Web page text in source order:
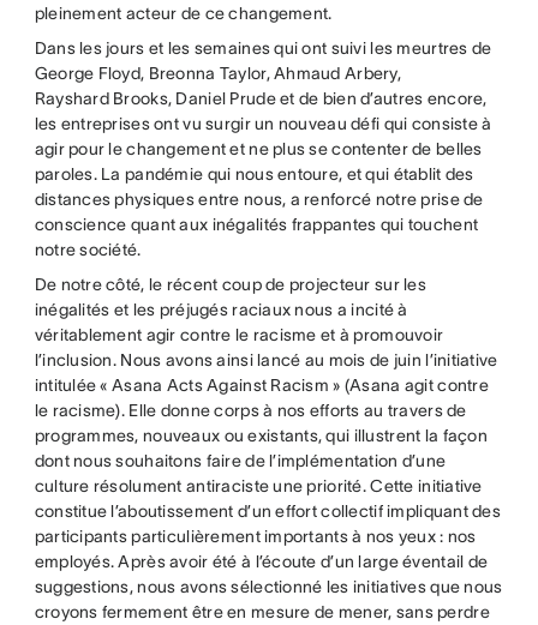
pleinement acteur de ce changement.
Dans les jours et les semaines qui ont suivi les meurtres de
George Floyd, Breonna Taylor, Ahmaud Arbery,
Rayshard Brooks, Daniel Prude et de bien d’autres encore,
les entreprises ont vu surgir un nouveau défi qui consiste à
agir pour le changement et ne plus se contenter de belles
paroles. La pandémie qui nous entoure, et qui établit des
distances physiques entre nous, a renforcé notre prise de
conscience quant aux inégalités frappantes qui touchent
notre société.
De notre côté, le récent coup de projecteur sur les
inégalités et les préjugés raciaux nous a incité à
véritablement agir contre le racisme et à promouvoir
l’inclusion. Nous avons ainsi lancé au mois de juin l’initiative
intitulée « Asana Acts Against Racism » (Asana agit contre
le racisme). Elle donne corps à nos efforts au travers de
programmes, nouveaux ou existants, qui illustrent la façon
dont nous souhaitons faire de l’implémentation d’une
culture résolument antiraciste une priorité. Cette initiative
constitue l’aboutissement d’un effort collectif impliquant des
participants particulièrement importants à nos yeux : nos
employés. Après avoir été à l’écoute d’un large éventail de
suggestions, nous avons sélectionné les initiatives que nous
croyons fermement être en mesure de mener, sans perdre